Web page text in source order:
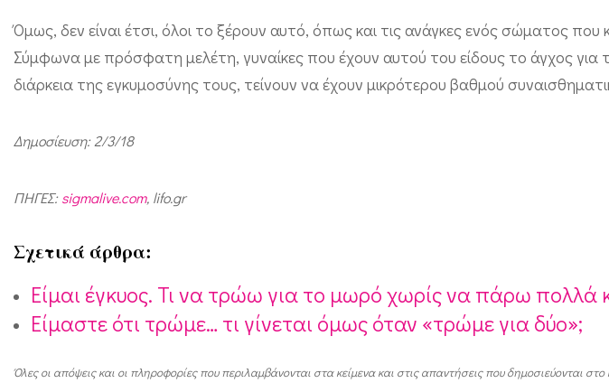
ο
ι
ε
κ
ν
ς
λ
Όμως, δεν είναι έτσι, όλοι το ξέρουν αυτό, όπως και τις ανάγκες ενός σώματος που
Σύμφωνα με πρόσφατη μελέτη, γυναίκες που έχουν αυτού του είδους το άγχος για
διάρκεια της εγκυμοσύνης τους, τείνουν να έχουν μικρότερου βαθμού
Δημοσίευση: 2/3/18
ΠΗΓΕΣ:sigmalive.com, lifo.gr
Σχετικά άρθρα:
Είμαι έγκυος. Τι να τρώω για το μωρό χωρίς να πάρω πολλά
Είμαστε ότι τρώμε… τι γίνεται όμως όταν «τρώμε για δύο»;
Όλες οι απόψεις και οι πληροφορίες που περιλαμβάνονται στα κείμενα και στις απαντήσεις που δημοσιεύονται